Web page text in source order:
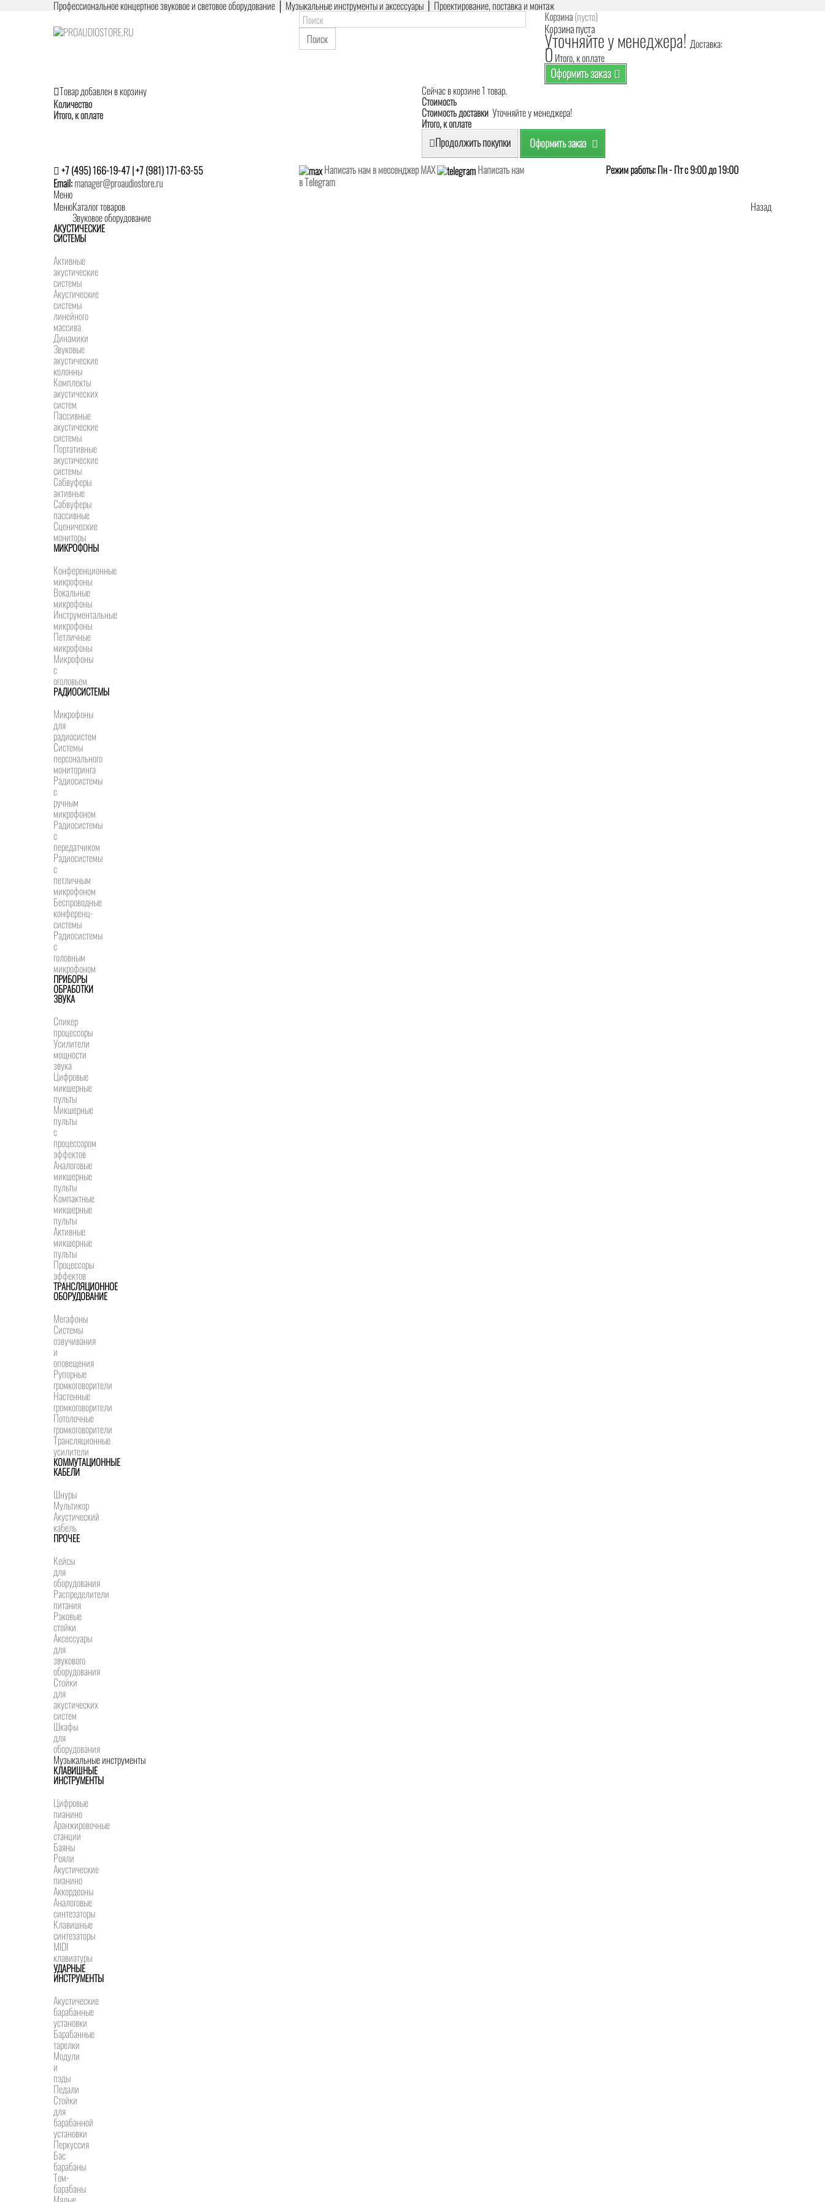
Профессиональное концертное звуковое и световое оборудование │ Музыкальные инструменты и аксессуары │ Проектирование, поставка и монтаж
Поиск
Корзина(пусто)
Корзина пуста
Уточняйте у менеджера! Доставка:
0 Итого, к оплате
Оформить заказ
Товар добавлен в корзину
Количество
Итого, к оплате
Сейчас в корзине 1 товар.
Стоимость
Стоимость доставки Уточняйте у менеджера!
Итого, к оплате
Продолжить покупки Оформить заказ
+7 (495) 166-19-47 | +7 (981) 171-63-55
Email:manager@proaudiostore.ru
Написать нам в мессенджер MAX
Написать нам
в Telegram
Режим работы: Пн - Пт с 9:00 до 19:00
Меню
Меню
Назад
Каталог товаров
Звуковое оборудование
АКУСТИЧЕСКИЕ
СИСТЕМЫ
Активные
акустические
системы
Акустические
системы
линейного
массива
Динамики
Звуковые
акустические
колонны
Комплекты
акустических
систем
Пассивные
акустические
системы
Портативные
акустические
системы
Сабвуферы
активные
Сабвуферы
пассивные
Сценические
мониторы
МИКРОФОНЫ
Конференционные
микрофоны
Вокальные
микрофоны
Инструментальные
микрофоны
Петличные
микрофоны
Микрофоны
с
оголовьем
РАДИОСИСТЕМЫ
Микрофоны
для
радиосистем
Системы
персонального
мониторинга
Радиосистемы
c
ручным
микрофоном
Радиосистемы
с
передатчиком
Радиосистемы
с
петличным
микрофоном
Беспроводные
конференц-
системы
Радиосистемы
с
головным
микрофоном
ПРИБОРЫ
ОБРАБОТКИ
ЗВУКА
Спикер
процессоры
Усилители
мощности
звука
Цифровые
микшерные
пульты
Микшерные
пульты
с
процессором
эффектов
Аналоговые
микшерные
пульты
Компактные
микшерные
пульты
Активные
микшерные
пульты
Процессоры
эффектов
ТРАНСЛЯЦИОННОЕ
ОБОРУДОВАНИЕ
Мегафоны
Системы
озвучивания
и
оповещения
Рупорные
громкоговорители
Настенные
громкоговорители
Потолочные
громкоговорители
Трансляционные
усилители
КОММУТАЦИОННЫЕ
КАБЕЛИ
Шнуры
Мультикор
Акустический
кабель
ПРОЧЕЕ
Кейсы
для
оборудования
Распределители
питания
Рэковые
стойки
Аксессуары
для
звукового
оборудования
Стойки
для
акустических
систем
Шкафы
для
оборудования
Музыкальные инструменты
КЛАВИШНЫЕ
ИНСТРУМЕНТЫ
Цифровые
пианино
Аранжировочные
станции
Баяны
Рояли
Акустические
пианино
Аккордеоны
Аналоговые
синтезаторы
Клавишные
синтезаторы
MIDI
клавиатуры
УДАРНЫЕ
ИНСТРУМЕНТЫ
Акустические
барабанные
установки
Барабанные
тарелки
Модули
и
пэды
Педали
Стойки
для
барабанной
установки
Перкуссия
Бас
барабаны
Том-
барабаны